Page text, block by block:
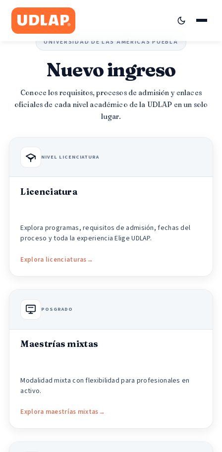
UNIVERSIDAD DE LAS AMÉRICAS PUEBLA
Nuevo ingreso
Conoce los requisitos, procesos de admisión y enlaces
oficiales de cada nivel académico de la UDLAP en un solo
lugar.
NIVEL LICENCIATURA
Licenciatura
Explora programas, requisitos de admisión, fechas del
proceso y toda la experiencia Elige UDLAP.
Explora licenciaturas
POSGRADO
Maestrías mixtas
Modalidad mixta con flexibilidad para profesionales en
activo.
Explora maestrías mixtas